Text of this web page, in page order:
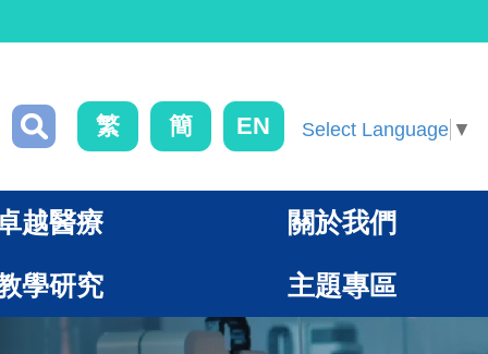
繁 簡 EN Select Language ▼
越醫療 關於我們
學研究 主題專區